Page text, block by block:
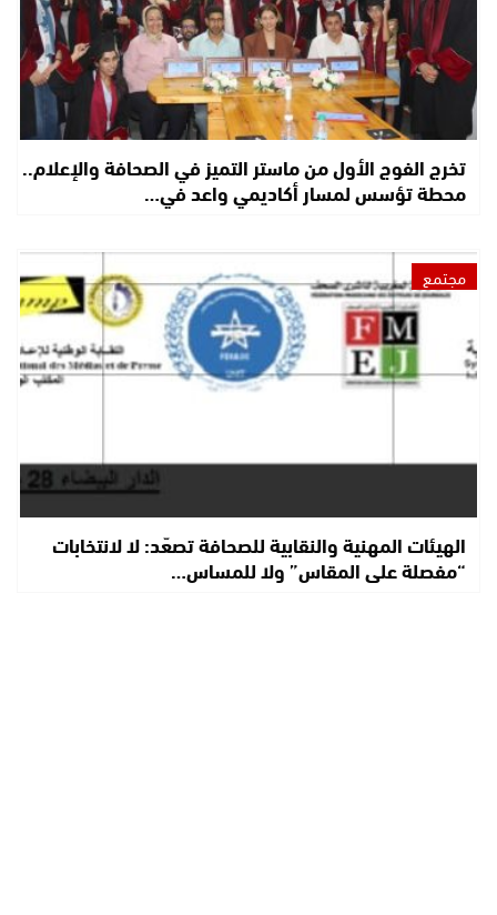
تخرج الفوج الأول من ماستر التميز في الصحافة والإعلام..
محطة تؤسس لمسار أكاديمي واعد في…
مجتمع
الهيئات المهنية والنقابية للصحافة تصعّد: لا لانتخابات
“مفصلة على المقاس” ولا للمساس…